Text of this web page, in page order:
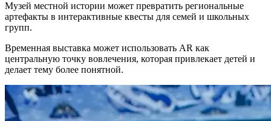
Музей местной истории может превратить региональные
артефакты в интерактивные квесты для семей и школьных
групп.
Временная выставка может использовать AR как
центральную точку вовлечения, которая привлекает детей и
делает тему более понятной.